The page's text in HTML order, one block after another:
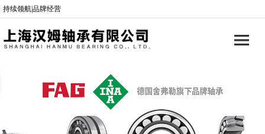
持续领航|品牌经营